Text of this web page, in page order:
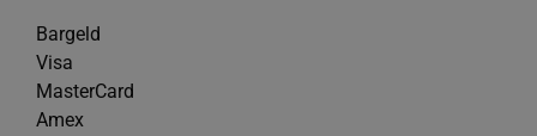
Bargeld
Visa
MasterCard
Amex